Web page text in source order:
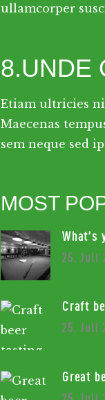
ullamcorper
8.UNDE
Etiam ultricies
Maecenas
sem neque sed
MOST
What’s
25. Juli
Craft
25. Juli
Great